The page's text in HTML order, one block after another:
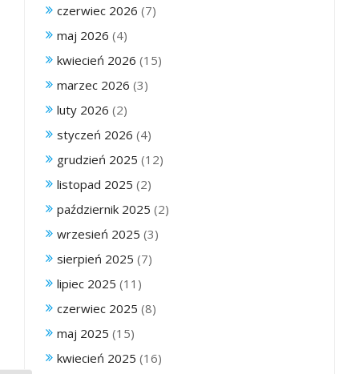
czerwiec 2026 (7)
maj 2026 (4)
kwiecień 2026 (15)
marzec 2026 (3)
luty 2026 (2)
styczeń 2026 (4)
grudzień 2025 (12)
listopad 2025 (2)
październik 2025 (2)
wrzesień 2025 (3)
sierpień 2025 (7)
lipiec 2025 (11)
czerwiec 2025 (8)
maj 2025 (15)
kwiecień 2025 (16)